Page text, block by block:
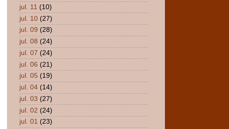
jul. 11 (10)
jul. 10 (27)
jul. 09 (28)
jul. 08 (24)
jul. 07 (24)
jul. 06 (21)
jul. 05 (19)
jul. 04 (14)
jul. 03 (27)
jul. 02 (24)
jul. 01 (23)